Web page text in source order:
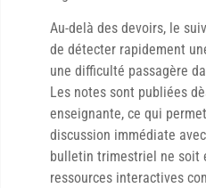
Au-delà des devoirs, le
de détecter rapidement
une difficulté passagère
Les notes sont publiées
enseignante, ce qui
discussion immédiate
bulletin trimestriel ne soit
ressources interactives